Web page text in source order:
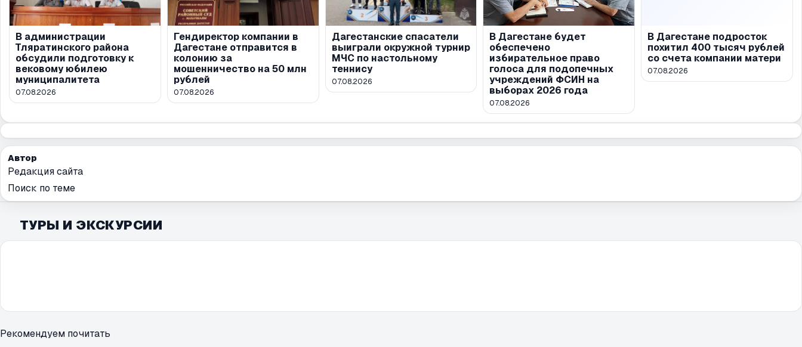
В администрации
Тляратинского района
обсудили подготовку к
вековому юбилею
муниципалитета
07.08.2026
Гендиректор компании в
Дагестане отправится в
колонию за
мошенничество на 50 млн
рублей
07.08.2026
Дагестанские спасатели
выиграли окружной турнир
МЧС по настольному
теннису
07.08.2026
В Дагестане будет
обеспечено
избирательное право
голоса для подопечных
учреждений ФСИН на
выборах 2026 года
07.08.2026
В Дагестане подросток
похитил 400 тысяч рублей
со счета компании матери
07.08.2026
Автор
Редакция сайта
Поиск по теме
ТУРЫ И ЭКСКУРСИИ
Рекомендуем почитать